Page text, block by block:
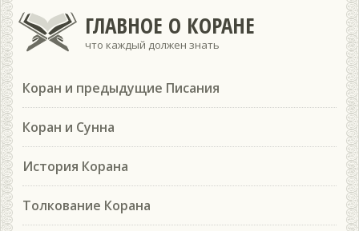
ГЛАВНОЕ О КОРАНЕ
что каждый должен знать
Коран и предыдущие Писания
Коран и Сунна
История Корана
Толкование Корана